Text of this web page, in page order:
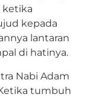
ketika
kepada
lantaran
di hatinya.
Nabi Adam
tumbuh